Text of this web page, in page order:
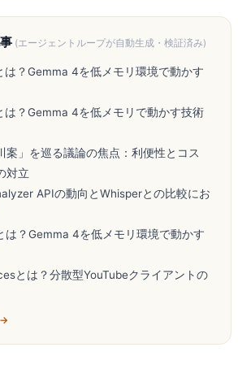
(エージェントループが自動生成・検証済み)
？Gemma 4を低メモリ環境で動かす
？Gemma 4を低メモリで動かす技術
案」を巡る議論の焦点：利便性とコス
対立
APIの動向とWhisperとの比較にお
は？Gemma 4を低メモリ環境で動かす
とは？分散型YouTubeクライアントの
→